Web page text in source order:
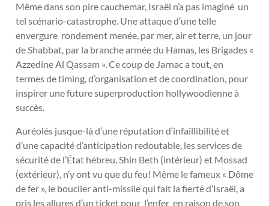
Même dans son pire cauchemar, Israël n’a pas imaginé un
tel scénario-catastrophe. Une attaque d’une telle
envergure rondement menée, par mer, air et terre, un jour
de Shabbat, par la branche armée du Hamas, les Brigades «
Azzedine Al Qassam ». Ce coup de Jarnac a tout, en
termes de timing, d’organisation et de coordination, pour
inspirer une future superproduction hollywoodienne à
succès.
Auréolés jusque-là d’une réputation d’infaillibilité et
d’une capacité d’anticipation redoutable, les services de
sécurité de l’État hébreu, Shin Beth (intérieur) et Mossad
(extérieur), n’y ont vu que du feu! Même le fameux « Dôme
de fer », le bouclier anti-missile qui fait la fierté d’Israël, a
pris les allures d’un ticket pour l’enfer en raison de son